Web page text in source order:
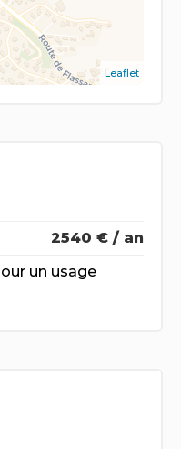
Leaflet
2540 € / an
un usage